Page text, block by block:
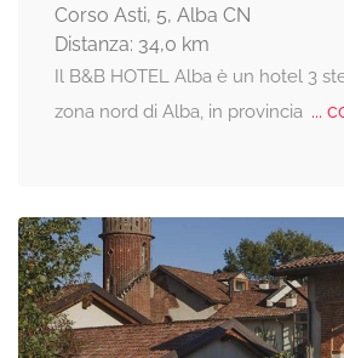
Corso Asti, 5, Alba CN
Distanza: 34,0 km
Il B&B HOTEL Alba è un hotel 3
zona nord di Alba, in provincia...